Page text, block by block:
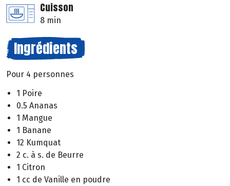
Cuisson
8 min
Ingrédients
Pour 4 personnes
1 Poire
0.5 Ananas
1 Mangue
1 Banane
12 Kumquat
2 c. à s. de Beurre
1 Citron
1 cc de Vanille en poudre